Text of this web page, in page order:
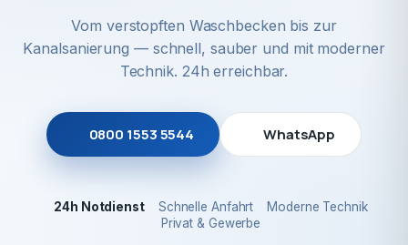
Vom verstopften Waschbecken bis zur
Kanalsanierung — schnell, sauber und mit moderner
Technik. 24h erreichbar.
0800 1553 5544 WhatsApp
24h Notdienst Schnelle Anfahrt
Moderne Technik
Privat & Gewerbe